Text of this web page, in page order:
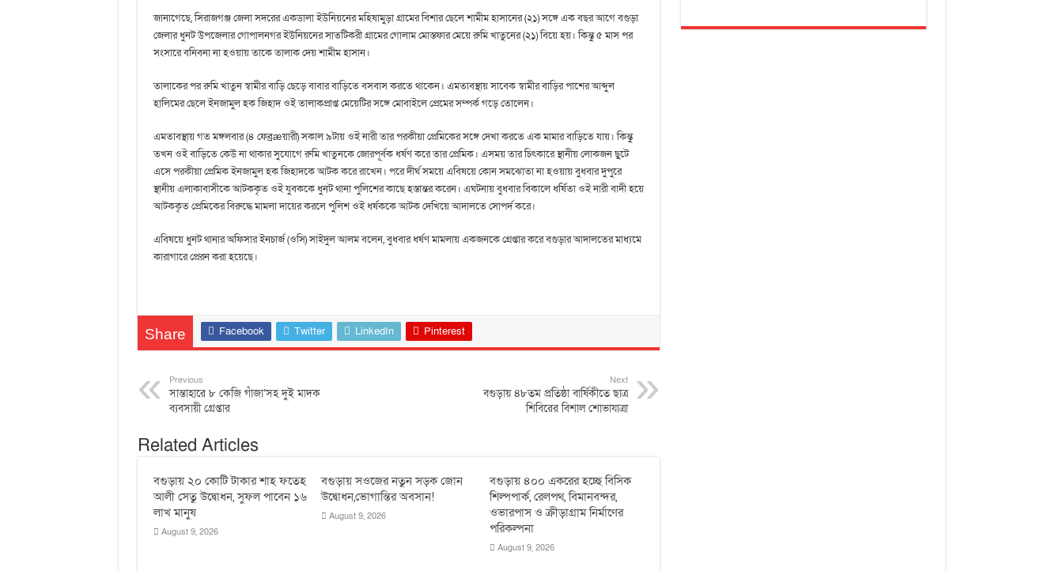
জানাগেছে, সিরাজগঞ্জ জেলা সদরের একডালা ইউনিয়নের মহিষামুড়া গ্রামের বিশার ছেলে শামীম হাসানের (২১) সঙ্গে এক বছর আগে বগুড়া
জেলার ধুনট উপজেলার গোপালনগর ইউনিয়নের সাতটিকরী গ্রামের গোলাম মোস্তফার মেয়ে রুমি খাতুনের (২১) বিয়ে হয়। কিন্তু ৫ মাস পর
সংসারে বনিবনা না হওয়ায় তাকে তালাক দেয় শামীম হাসান।
তালাকের পর রুমি খাতুন স্বামীর বাড়ি ছেড়ে বাবার বাড়িতে বসবাস করতে থাকেন। এমতাবস্থায় সাবেক স্বামীর বাড়ির পাশের আব্দুল
হালিমের ছেলে ইনজামুল হক জিহাদ ওই তালাকপ্রাপ্ত মেয়েটির সঙ্গে মোবাইলে প্রেমের সম্পর্ক গড়ে তোলেন।
এমতাবস্থায় গত মঙ্গলবার (৪ ফেব্রæয়ারী) সকাল ৯টায় ওই নারী তার পরকীয়া প্রেমিকের সঙ্গে দেখা করতে এক মামার বাড়িতে যায়। কিন্তু
তখন ওই বাড়িতে কেউ না থাকার সুযোগে রুমি খাতুনকে জোরপূর্বক ধর্ষণ করে তার প্রেমিক। এসময় তার চিৎকারে স্থানীয় লোকজন ছুটে
এসে পরকীয়া প্রেমিক ইনজামুল হক জিহাদকে আটক করে রাখেন। পরে দীর্ঘ সময়ে এবিষয়ে কোন সমঝোতা না হওয়ায় বুধবার দুপুরে
স্থানীয় এলাকাবাসীকে আটককৃত ওই যুবককে ধুনট থানা পুলিশের কাছে হস্তান্তর করেন। এঘটনায় বুধবার বিকালে ধর্ষিতা ওই নারী বাদী হয়ে
আটককৃত প্রেমিকের বিরুদ্ধে মামলা দায়ের করলে পুলিশ ওই ধর্ষককে আটক দেখিয়ে আদালতে সোপর্দ করে।
এবিষয়ে ধুনট থানার অফিসার ইনচার্জ (ওসি) সাইদুল আলম বলেন, বুধবার ধর্ষণ মামলায় একজনকে গ্রেপ্তার করে বগুড়ার আদালতের মাধ্যমে
কারাগারে প্রেরন করা হয়েছে।
Share Facebook Twitter LinkedIn Pinterest
Previous
সান্তাহারে ৮ কেজি গাঁজা’সহ দুই মাদক
ব্যবসায়ী গ্রেপ্তার
Next
বগুড়ায় ৪৮তম প্রতিষ্ঠা বার্ষিকীতে ছাত্র
শিবিরের বিশাল শোভাযাত্রা
Related Articles
বগুড়ায় ২০ কোটি টাকার শাহ ফতেহ
আলী সেতু উদ্বোধন, সুফল পাবেন ১৬
লাখ মানুষ
August 9, 2026
বগুড়ায় সওজের নতুন সড়ক জোন
উদ্বোধন,ভোগান্তির অবসান!
August 9, 2026
বগুড়ায় ৪০০ একরের হচ্ছে বিসিক
শিল্পপার্ক, রেলপথ, বিমানবন্দর,
ওভারপাস ও ক্রীড়াগ্রাম নির্মাণের
পরিকল্পনা
August 9, 2026